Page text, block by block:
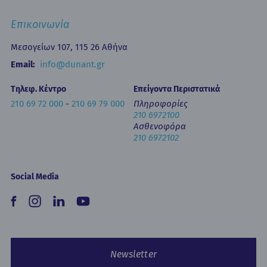
Εκπαίδευση
Έντυπα
Επικοινωνία
Μεσογείων 107, 115 26 Αθήνα
Email: info@dunant.gr
Τηλεφ. Κέντρο
210 69 72 000- 210 69 79 000
Επείγοντα Περιστατικά
Πληροφορίες
210 6972100
Ασθενοφόρα
210 6972102
Social Media
Newsletter